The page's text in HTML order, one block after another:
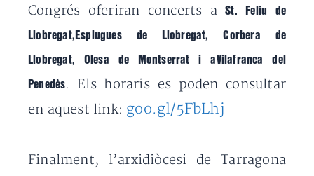
Congrés oferiran concerts aSt. Feliu de
Llobregat,Esplugues de Llobregat, Corbera de
Llobregat, Olesa de Montserrat i aVilafranca del
Penedès. Els horaris es poden consultar
en aquest link: goo.gl/5FbLhj
Finalment, l’arxidiòcesi de Tarragona